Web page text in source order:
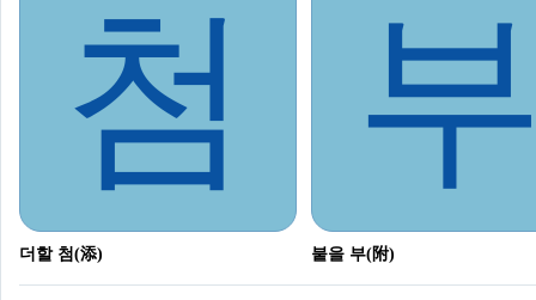
첨
더할 첨(添) 붙을 부(附)